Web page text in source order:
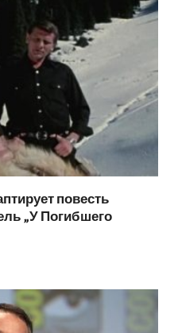
повесть
„У Погибшего